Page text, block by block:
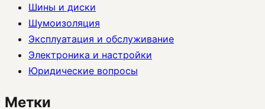
Шины и диски
Шумоизоляция
Эксплуатация и обслуживание
Электроника и настройки
Юридические вопросы
Метки